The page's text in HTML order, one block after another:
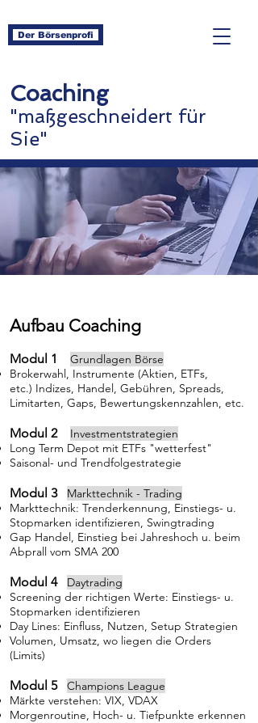
Der Börsenprofi
Coaching
"maßgeschneidert für
Sie"
Aufbau Coaching
Modul 1
Grundlagen Börse
Brokerwahl, Instrumente (Aktien, ETFs,
etc.) Indizes, Handel, Gebühren, Spreads,
Limitarten, Gaps, Bewertungskennzahlen, etc.
Modul 2
Investmentstrategien
Long Term Depot mit ETFs "wetterfest"
Saisonal- und Trendfolgestrategie
Modul 3
Markttechnik - Trading
Markttechnik: Trenderkennung, Einstiegs- u.
Stopmarken identifizieren, Swingtrading
Gap Handel, Einstieg bei Jahreshoch u. beim
Abprall vom SMA 200
Modul 4
Daytrading
Screening der richtigen Werte: Einstiegs- u.
Stopmarken identifizieren
Day Lines: Einfluss, Nutzen, Setup Strategien
Volumen, Umsatz, wo liegen die Orders
(Limits)
Modul 5
Champions League
Märkte verstehen: VIX, VDAX
Morgenroutine, Hoch- u. Tiefpunkte erkennen